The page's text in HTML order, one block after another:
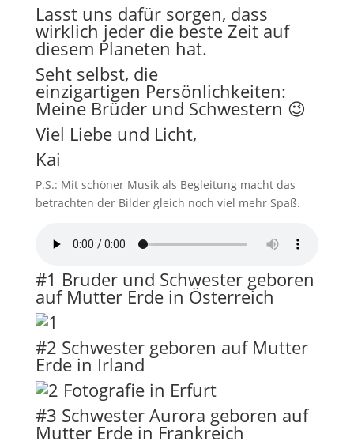
Lasst uns dafür sorgen, dass
wirklich jeder die beste Zeit auf
diesem Planeten hat.
Seht selbst, die
einzigartigen Persönlichkeiten:
Meine Brüder und Schwestern 😉
Viel Liebe und Licht,
Kai
P.S.: Mit schöner Musik als Begleitung macht das
betrachten der Bilder gleich noch viel mehr Spaß.
#1 Bruder und Schwester geboren
auf Mutter Erde in Österreich
#2 Schwester geboren auf Mutter
Erde in Irland
#3 Schwester Aurora geboren auf
Mutter Erde in Frankreich